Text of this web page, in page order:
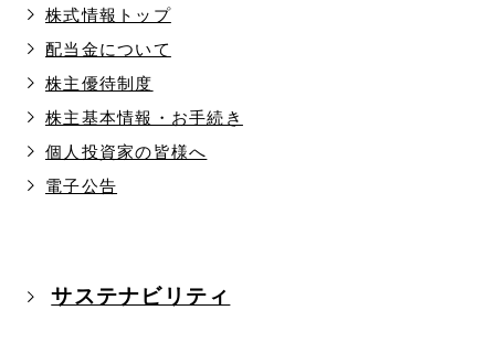
株式情報トップ
配当金について
株主優待制度
株主基本情報・お手続き
個人投資家の皆様へ
電子公告
サステナビリティ